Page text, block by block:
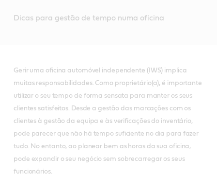
Dicas para gestão de tempo numa oficina
Gerir uma oficina automóvel independente (IWS) implica
muitas responsabilidades. Como proprietário(a), é importante
utilizar o seu tempo de forma sensata para manter os seus
clientes satisfeitos. Desde a gestão das marcações com os
clientes à gestão da equipa e às verificações do inventário,
pode parecer que não há tempo suficiente no dia para fazer
tudo. No entanto, ao planear bem as horas da sua oficina,
pode expandir o seu negócio sem sobrecarregar os seus
funcionários.